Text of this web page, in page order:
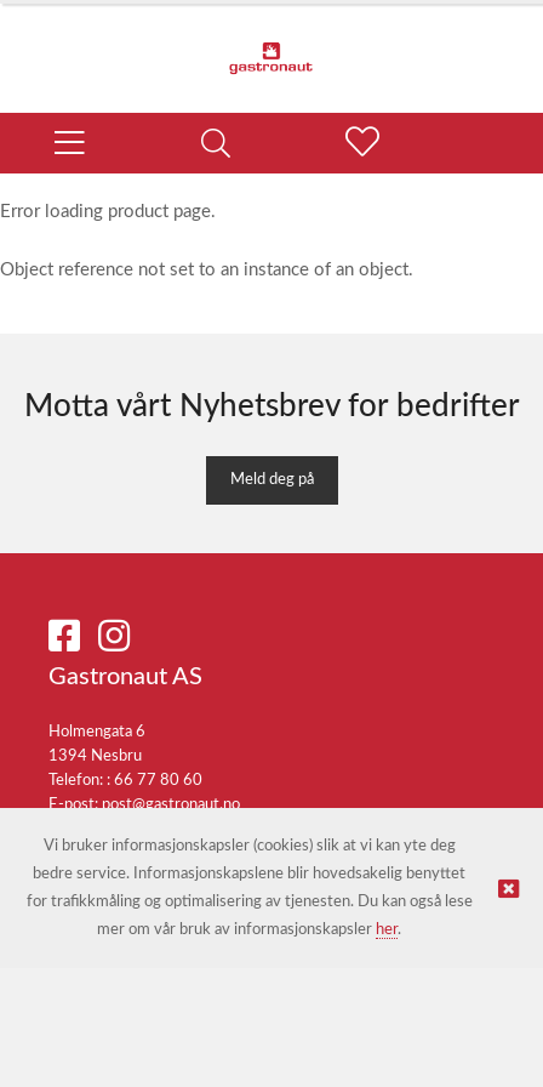
Error loading product page.
Object reference not set to an instance of an object.
Motta vårt Nyhetsbrev for bedrifter
Meld deg på
Gastronaut AS
Holmengata 6
1394 Nesbru
Telefon: : 66 77 80 60
E-post:post@gastronaut.no
© Gastronaut AS | Nettbutikk levert av Kréatif
Vi bruker informasjonskapsler (cookies) slik at vi kan yte deg
bedre service. Informasjonskapslene blir hovedsakelig benyttet
for trafikkmåling og optimalisering av tjenesten. Du kan også lese
mer om vår bruk av informasjonskapsler her.